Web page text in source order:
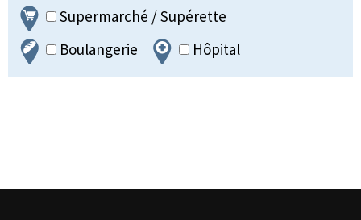
Supermarché / Supérette
Boulangerie
Hôpital